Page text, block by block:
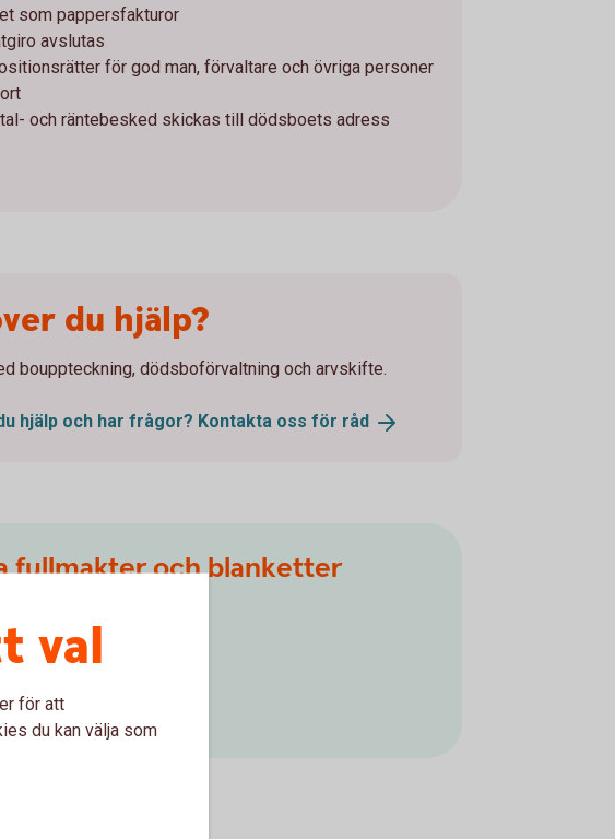
som pappersfakturor
avslutas
för god man, förvaltare och övriga personer
och räntebesked skickas till dödsboets adress
du hjälp?
bouppteckning, dödsboförvaltning och arvskifte.
hjälp och har frågor? Kontakta oss för råd
fullmakter och blanketter
dödsbo (PDF)
val
för att
du kan välja som